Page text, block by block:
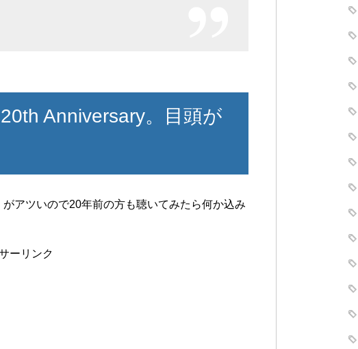
Anniversary。目頭が
アツいので20年前の方も聴いてみたら何か込み
ーリンク